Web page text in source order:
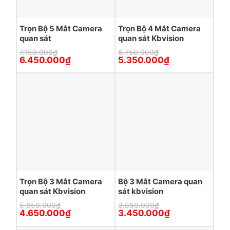
Trọn Bộ 5 Mắt Camera
quan sát
7.150.000₫
Giá
gốc
là:
6.450.000₫Giá
tại
Trọn Bộ 4 Mắt Camera
quan sát Kbvision
6.750.000₫
Giá
gốc
là:
5.350.000₫Giá
tại
Trọn Bộ 3 Mắt Camera
quan sát Kbvision
5.650.000₫
Giá
gốc
là:
4.650.000₫Giá
tại
Bộ 3 Mắt Camera quan
sát kbvision
3.850.000₫
Giá
gốc
là:
3.450.000₫Giá
tại